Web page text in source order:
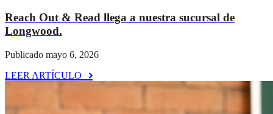
Reach Out & Read llega a nuestra sucursal de
Longwood.
Publicado mayo 6, 2026
LEER ARTÍCULO